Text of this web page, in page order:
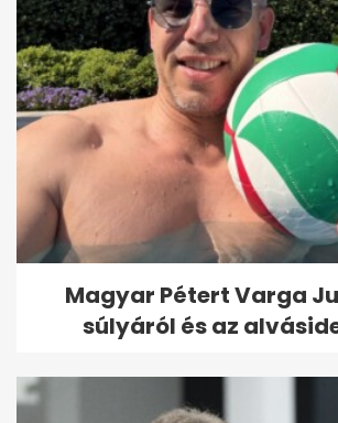
Magyar Pétert Varga
súlyáról és az